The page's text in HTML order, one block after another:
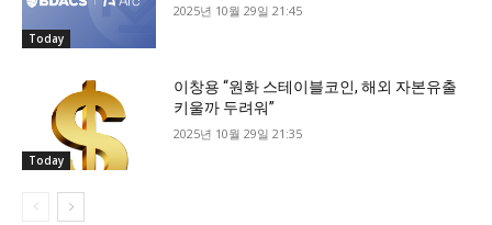
Today
2025년 10월 29일 21:45
Today
이창용 “원화 스테이블코인, 해외 자본유출
키울까 두려워”
2025년 10월 29일 21:35